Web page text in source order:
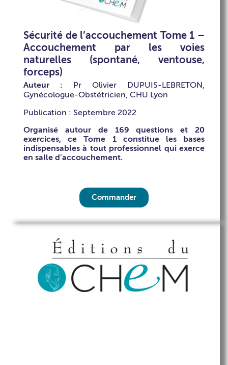
Sécurité de l’accouchement Tome 1 –
Accouchement par les voies
naturelles (spontané, ventouse,
forceps)
Auteur : Pr Olivier DUPUIS-LEBRETON,
Gynécologue-Obstétricien, CHU Lyon
Publication : Septembre 2022
Organisé autour de 169 questions et 20
exercices, ce Tome 1 constitue les bases
indispensables à tout professionnel qui exerce
en salle d’accouchement.
Commander